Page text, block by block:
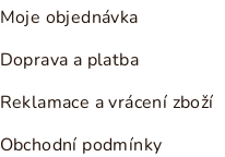
Moje objednávka
Doprava a platba
Reklamace a vrácení zboží
Obchodní podmínky